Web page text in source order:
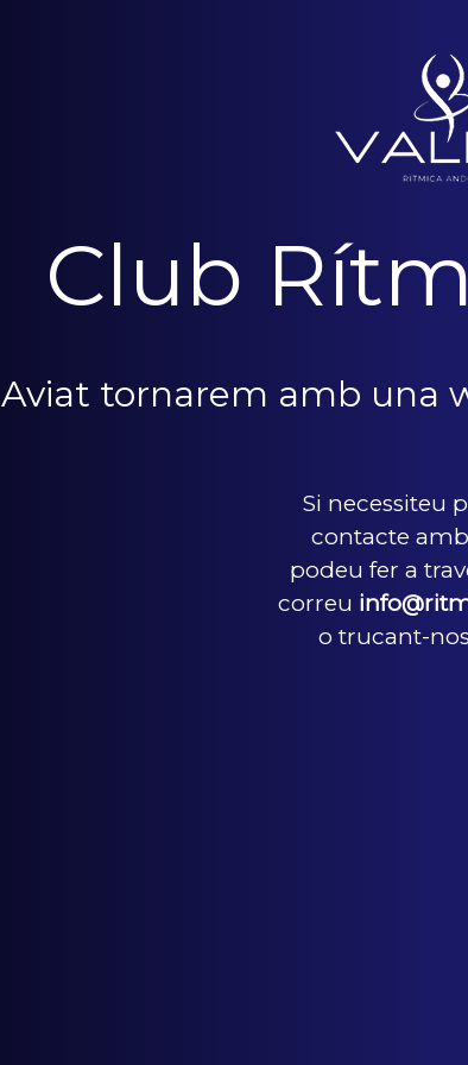
Club
Aviat tornarem amb una
Si necessiteu
contacte
podeu fer a
correu
o trucant-